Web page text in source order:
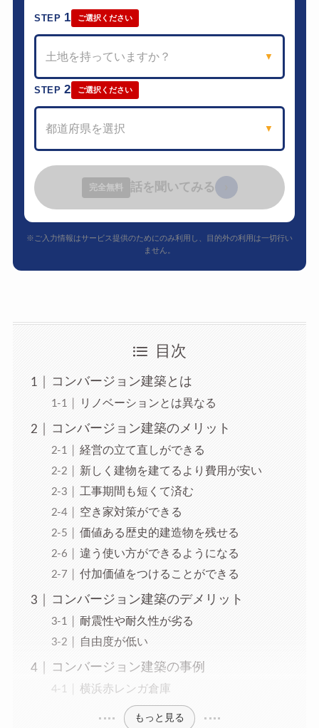
STEP 1 ご選択ください
土地を持っていますか？ ▼
STEP2 ご選択ください
都道府県を選択 ▼
完全無料 話を聞いてみる
※ご入力情報はサービス提供のためにのみ利用し、目的外の利用は一切行い
ません。
目次
コンバージョン建築とは
リノベーションとは異なる
コンバージョン建築のメリット
経営の立て直しができる
新しく建物を建てるより費用が安い
工事期間も短くて済む
空き家対策ができる
価値ある歴史的建造物を残せる
違う使い方ができるようになる
付加価値をつけることができる
コンバージョン建築のデメリット
耐震性や耐久性が劣る
自由度が低い
コンバージョン建築の事例
横浜赤レンガ倉庫
もっと見る